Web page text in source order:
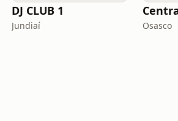
DJ CLUB 1
Jundiaí Osasco